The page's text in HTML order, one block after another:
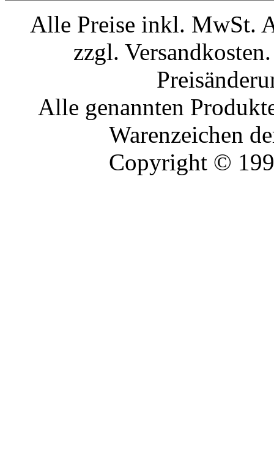
Alle Preise inkl. MwSt.
zzgl.
Alle genannten
Warenzeichen
Copyright ©